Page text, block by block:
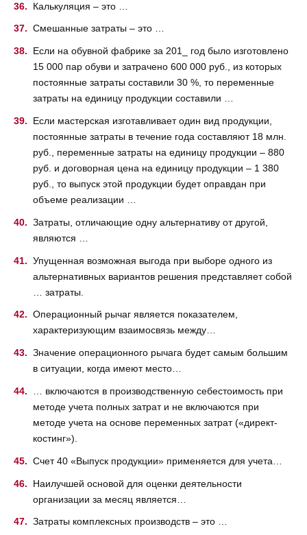
Калькуляция – это …
Смешанные затраты – это …
Если на обувной фабрике за 201_ год было изготовлено
15 000 пар обуви и затрачено 600 000 руб., из которых
постоянные затраты составили 30 %, то переменные
затраты на единицу продукции составили …
Если мастерская изготавливает один вид продукции,
постоянные затраты в течение года составляют 18 млн.
руб., переменные затраты на единицу продукции – 880
руб. и договорная цена на единицу продукции – 1 380
руб., то выпуск этой продукции будет оправдан при
объеме реализации …
Затраты, отличающие одну альтернативу от другой,
являются …
Упущенная возможная выгода при выборе одного из
альтернативных вариантов решения представляет собой
… затраты.
Операционный рычаг является показателем,
характеризующим взаимосвязь между…
Значение операционного рычага будет самым большим
в ситуации, когда имеют место…
… включаются в производственную себестоимость при
методе учета полных затрат и не включаются при
методе учета на основе переменных затрат («директ-
костинг»).
Счет 40 «Выпуск продукции» применяется для учета…
Наилучшей основой для оценки деятельности
организации за месяц является…
Затраты комплексных производств – это …